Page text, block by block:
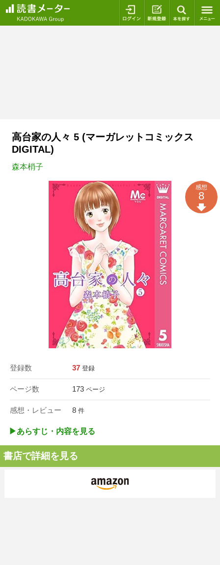
ログイン 新規登録
高台家の人々 5 (マーガレットコミックス
DIGITAL)
森本梢子
登録数 37 登録
ページ数 173 ページ
感想・レビュー 8 件
感想
8
▶︎あらすじ・内容を見る
書店で詳細を見る